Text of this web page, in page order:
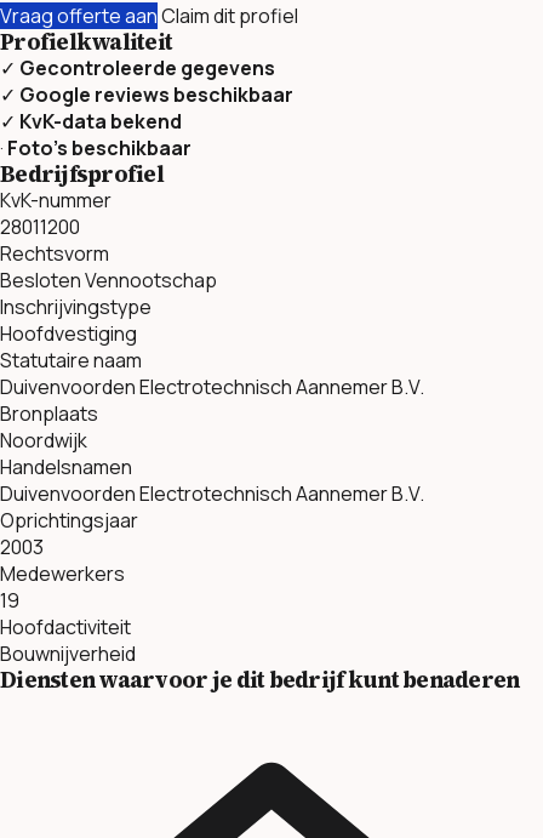
Vraag offerte aanClaim dit profiel
Profielkwaliteit
✓ Gecontroleerde gegevens
✓ Google reviews beschikbaar
✓ KvK-data bekend
· Foto’s beschikbaar
Bedrijfsprofiel
KvK-nummer
28011200
Rechtsvorm
Besloten Vennootschap
Inschrijvingstype
Hoofdvestiging
Statutaire naam
Duivenvoorden Electrotechnisch Aannemer B.V.
Bronplaats
Noordwijk
Handelsnamen
Duivenvoorden Electrotechnisch Aannemer B.V.
Oprichtingsjaar
2003
Medewerkers
19
Hoofdactiviteit
Bouwnijverheid
Diensten waarvoor je dit bedrijf kunt benaderen